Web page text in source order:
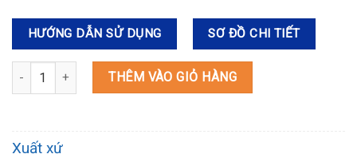
HƯỚNG DẪN SỬ DỤNG SƠ ĐỒ CHI TIẾT
HM1306 MÁY ĐỤC BÊ TÔNG(CHUÔI LỤC GIÁC 30MM) số lượng
THÊM VÀO GIỎ HÀNG
Xuất xứ